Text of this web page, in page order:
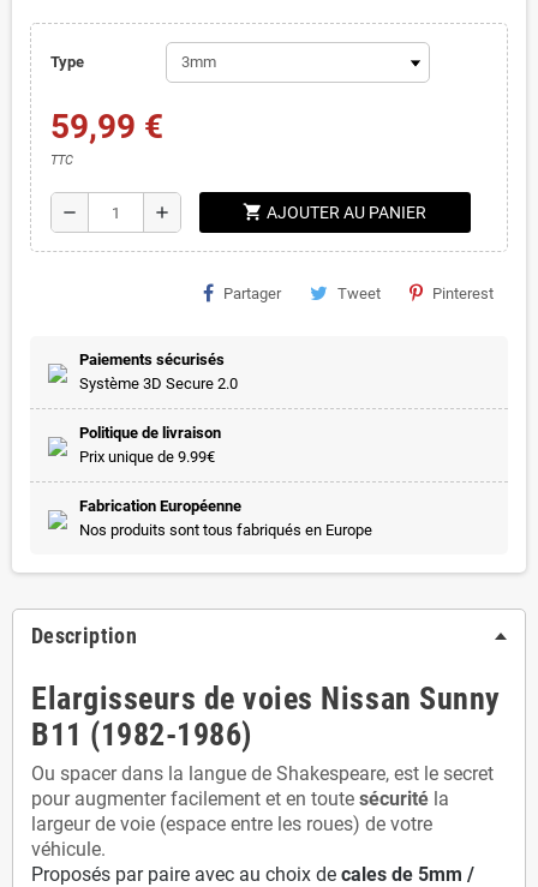
Type
59,99 €
TTC
remove add shopping_cart AJOUTER AU PANIER
Partager Tweet Pinterest
Paiements sécurisés
Système 3D Secure 2.0
Politique de livraison
Prix unique de 9.99€
Fabrication Européenne
Nos produits sont tous fabriqués en Europe
Description
Elargisseurs de voies Nissan Sunny
B11 (1982-1986)
Ou spacer dans la langue de Shakespeare, est le secret
pour augmenter facilement et en toute sécurité la
largeur de voie (espace entre les roues) de votre
véhicule.
Proposés par paire avec au choix de cales de 5mm /